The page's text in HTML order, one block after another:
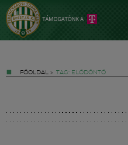
FŐOLDAL » TAG: ELŐDÖNTŐ